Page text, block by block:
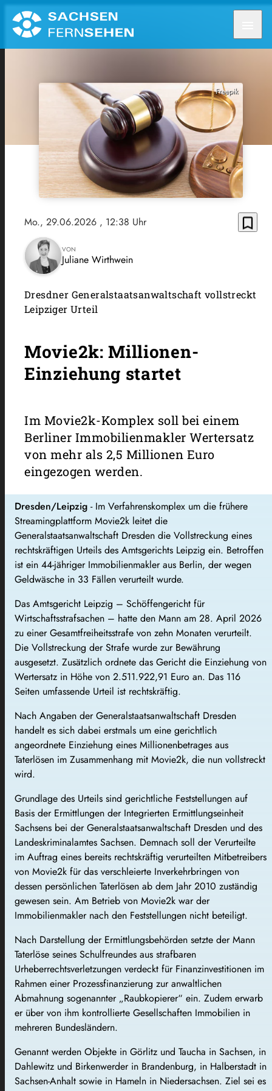
Freepik
Mo., 29.06.2026 , 12:38 Uhr bookmark_border
VON
Juliane Wirthwein
Dresdner Generalstaatsanwaltschaft vollstreckt
Leipziger Urteil
Movie2k: Millionen-
Einziehung startet
Im Movie2k-Komplex soll bei einem
Berliner Immobilienmakler Wertersatz
von mehr als 2,5 Millionen Euro
eingezogen werden.
Dresden/Leipzig - Im Verfahrenskomplex um die frühere
Streamingplattform Movie2k leitet die
Generalstaatsanwaltschaft Dresden die Vollstreckung eines
rechtskräftigen Urteils des Amtsgerichts Leipzig ein. Betroffen
ist ein 44-jähriger Immobilienmakler aus Berlin, der wegen
Geldwäsche in 33 Fällen verurteilt wurde.
Das Amtsgericht Leipzig – Schöffengericht für
Wirtschaftsstrafsachen – hatte den Mann am 28. April 2026
zu einer Gesamtfreiheitsstrafe von zehn Monaten verurteilt.
Die Vollstreckung der Strafe wurde zur Bewährung
ausgesetzt. Zusätzlich ordnete das Gericht die Einziehung von
Wertersatz in Höhe von 2.511.922,91 Euro an. Das 116
Seiten umfassende Urteil ist rechtskräftig.
Nach Angaben der Generalstaatsanwaltschaft Dresden
handelt es sich dabei erstmals um eine gerichtlich
angeordnete Einziehung eines Millionenbetrages aus
Taterlösen im Zusammenhang mit Movie2k, die nun vollstreckt
wird.
Grundlage des Urteils sind gerichtliche Feststellungen auf
Basis der Ermittlungen der Integrierten Ermittlungseinheit
Sachsens bei der Generalstaatsanwaltschaft Dresden und des
Landeskriminalamtes Sachsen. Demnach soll der Verurteilte
im Auftrag eines bereits rechtskräftig verurteilten Mitbetreibers
von Movie2k für das verschleierte Inverkehrbringen von
dessen persönlichen Taterlösen ab dem Jahr 2010 zuständig
gewesen sein. Am Betrieb von Movie2k war der
Immobilienmakler nach den Feststellungen nicht beteiligt.
Nach Darstellung der Ermittlungsbehörden setzte der Mann
Taterlöse seines Schulfreundes aus strafbaren
Urheberrechtsverletzungen verdeckt für Finanzinvestitionen im
Rahmen einer Prozessfinanzierung zur anwaltlichen
Abmahnung sogenannter „Raubkopierer“ ein. Zudem erwarb
er über von ihm kontrollierte Gesellschaften Immobilien in
mehreren Bundesländern.
Genannt werden Objekte in Görlitz und Taucha in Sachsen, in
Dahlewitz und Birkenwerder in Brandenburg, in Halberstadt in
Sachsen-Anhalt sowie in Hameln in Niedersachsen. Ziel sei es